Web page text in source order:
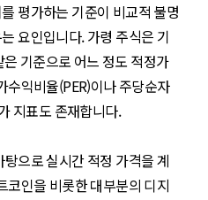
평가하는 기준이 비교적 불명
요인입니다. 가령 주식은 기
기준으로 어느 정도 적정가
수익비율(PER)이나 주당순자
지표도 존재합니다.
으로 실시간 적정 가격을 계
코인을 비롯한 대부분의 디지